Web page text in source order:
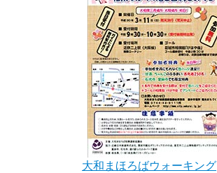
大和まほろばウォーキング